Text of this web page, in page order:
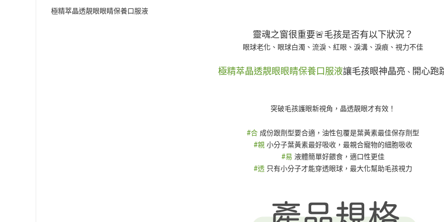
極精萃晶透靚眼眼睛保養口服液
靈魂之窗很重要🚨毛孩是否有以下狀況？
眼球老化、眼球白濁、流淚、紅眼、淚溝、淚痕、視力不佳
極精萃晶透靚眼眼睛保養口服液讓毛孩眼神晶亮 、 開心跑
突破毛孩護眼新視角，晶透靚眼才有效！
#合 成份跟劑型要合適，油性包覆是葉黃素最佳保存劑型
#親 小分子葉黃素最好吸收，最親合寵物的細胞吸收
#易 液體簡單好餵食，適口性更佳
#透 只有小分子才能穿透眼球，最大化幫助毛孩視力